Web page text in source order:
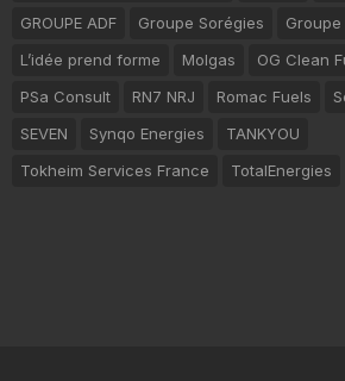
GROUPE ADF
Groupe Sorégies Groupe
L’idée prend forme
Molgas OG Clean
PSa Consult
RN7 NRJ Romac Fuels
SEVEN
Synqo Energies
TANKYOU
Tokheim Services France
TotalEnergies